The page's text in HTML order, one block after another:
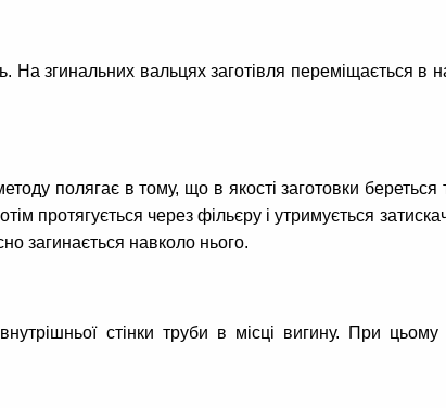
На згинальних вальцях заготівля переміщається в
полягає в тому, що в якості заготовки береться
протягується через фільєру і утримується
загинається навколо нього.
стінки труби в місці вигину. При цьому